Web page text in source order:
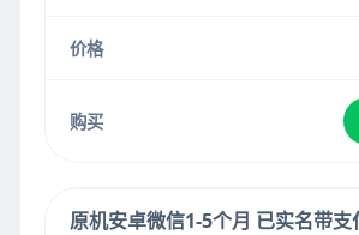
原机安卓微信1-5个月 已实名带支